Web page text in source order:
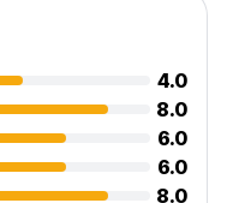
4.0
8.0
6.0
6.0
8.0